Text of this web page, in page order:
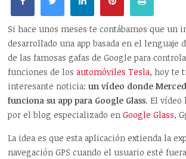
Si hace unos meses te contábamos que un
desarrollado una app basada en el lenguaje
de las famosas gafas de Google para
funciones de losautomóviles Tesla, hoy te
interesante noticia:un vídeo donde
funciona su app para Google Glass. El vídeo
por el blog especializado en Google Glass,
La idea es que esta aplicación extienda la
navegación GPS cuando el usuario esté